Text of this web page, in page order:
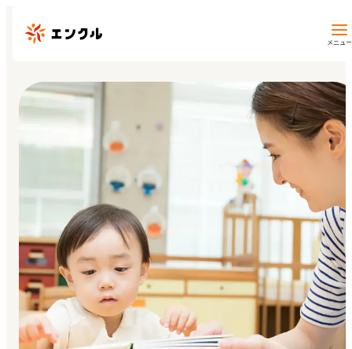
メニュー
保育園・幼稚園を探す
地図から探す
地域から探す
マイページ
閲覧履歴
お気に入り